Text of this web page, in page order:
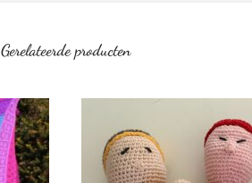
Gerelateerde producten